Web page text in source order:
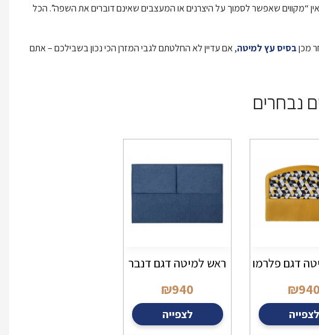
אין “מקווים שאפשר לסמוך על היצרנים או המעצבים שאינם דוברים את השפה”. הכל
מכןבסיס עץ למיטה, אם עדיין לא החלטתם לגבי המזרן הכי נכון בשבילכם – אתם
נבחרים
דגם פלרמו
₪940
לצפייה
ראש למיטה דגם דנבר
₪940
לצפייה